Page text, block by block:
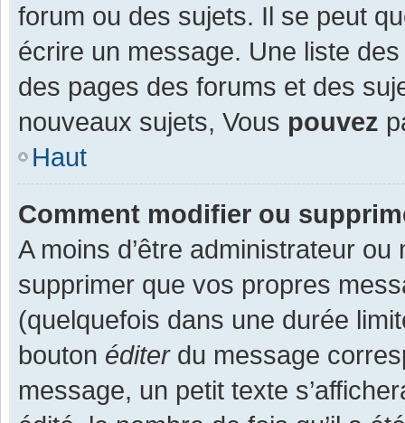
forum ou des sujets. Il se peut
écrire un message. Une liste
des pages des forums et des
nouveaux sujets, Vous pouvez
Haut
Comment modifier ou
A moins d’être administrateur
supprimer que vos propres
(quelquefois dans une durée
bouton éditerdu message
message, un petit texte